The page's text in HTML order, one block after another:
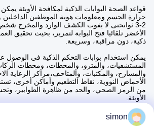
قواعد الصحة البوابات الذكية لمكافحة الأوبئة
حرارة الجسم ومعلومات هوية الموظفين
2-3 ثوانحتى لا يفوت الكشف الوارد والمخرج
الأخضر تلقائيا فتح البوابة لتمرير، بحيث تحقيق
ذكية، دون مراقبة، وسريعة.
يمكن استخدام بوابات التحكم الذكية في
المستشفيات، والمترو، والمحطات، ومحطات
والمسارح، والمكتبات، والمتاحف،مراكز الرعاية
الأحماض النووية، نقاط التطعيم وأماكن أخرى،
من الرمز الصحي، والحد من ظاهرة الطوابير،
الأوبئة.
simon